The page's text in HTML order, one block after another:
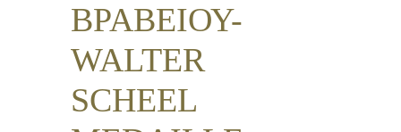
ΒΡΑΒΕΙΟΥ-
WALTER
SCHEEL